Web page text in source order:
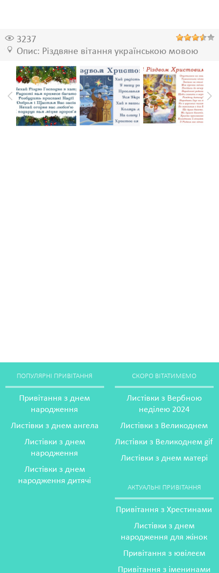
3237
Опис: Різдвяне вітання українською мовою
ПОПУЛЯРНІ ПРИВІТАННЯ
Привітання з днем
народження
Листівки з днем ангела
Листівки з днем
народження
Листівки з днем
народження дитячі
СКОРО ВІТАТИМЕМО
Листівки з Вербною
неділею 2024
Листівки з Великоднем
Листівки з Великоднем gif
Листівки з днем матері
АКТУАЛЬНІ ПРИВІТАННЯ
Привітання з Хрестинами
Листівки з днем
народження для жінок
Привітання з ювілеєм
Привітання з іменинами